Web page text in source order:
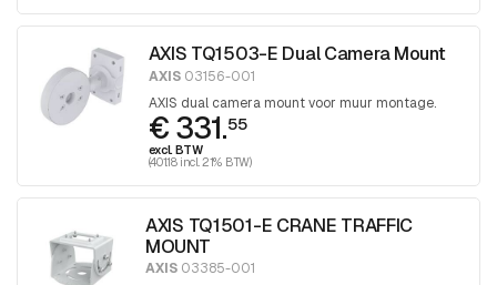
AXIS TQ1503-E Dual Camera Mount
AXIS03156-001
AXIS dual camera mount voor muur montage.
€ 331.55
excl. BTW
(401.18 incl. 21% BTW)
AXIS TQ1501-E CRANE TRAFFIC
MOUNT
AXIS 03385-001